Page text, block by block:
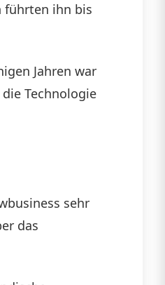
führten ihn bis
Jahren war
Technologie
sehr
das